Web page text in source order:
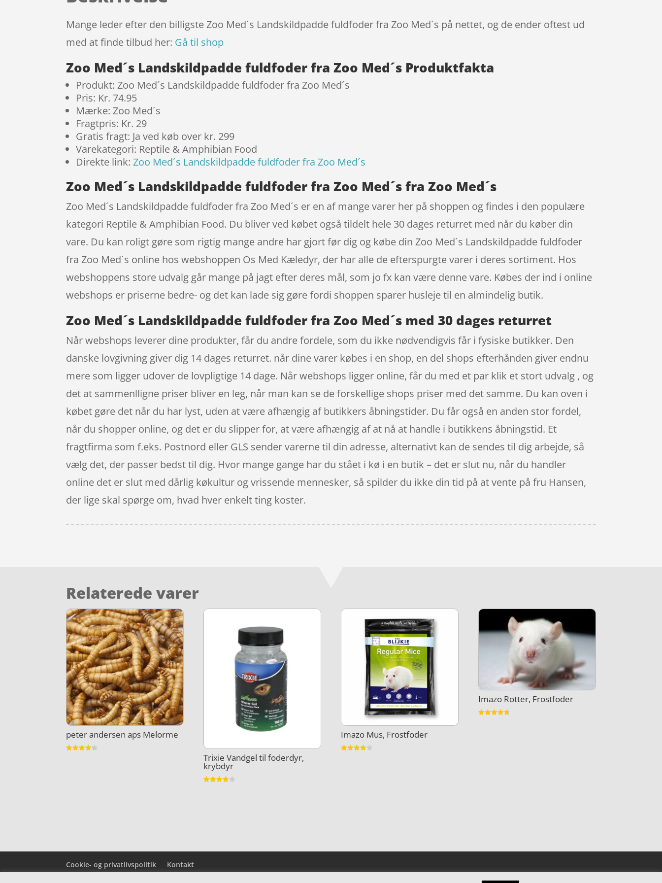
mmelser
Mange leder efter den billigste Zoo Med´s Landskildpadde fuldfoder fra Zoo Med´s på nettet, og de ender oftest ud
med at finde tilbud her: Gå til shop
Zoo Med´s Landskildpadde fuldfoder fra Zoo Med´s Produktfakta
Produkt: Zoo Med´s Landskildpadde fuldfoder fra Zoo Med´s
Pris: Kr. 74.95
Mærke: Zoo Med´s
Fragtpris: Kr. 29
Gratis fragt: Ja ved køb over kr. 299
Varekategori: Reptile & Amphibian Food
Direkte link:Zoo Med´s Landskildpadde fuldfoder fra Zoo Med´s
Zoo Med´s Landskildpadde fuldfoder fra Zoo Med´s fra Zoo Med´s
Zoo Med´s Landskildpadde fuldfoder fra Zoo Med´s er en af mange varer her på shoppen og findes i den populære
kategori Reptile & Amphibian Food. Du bliver ved købet også tildelt hele 30 dages returret med når du køber din
vare. Du kan roligt gøre som rigtig mange andre har gjort før dig og købe din Zoo Med´s Landskildpadde fuldfoder
fra Zoo Med´s online hos webshoppen Os Med Kæledyr, der har alle de efterspurgte varer i deres sortiment. Hos
webshoppens store udvalg går mange på jagt efter deres mål, som jo fx kan være denne vare. Købes der ind i online
webshops er priserne bedre- og det kan lade sig gøre fordi shoppen sparer husleje til en almindelig butik.
Zoo Med´s Landskildpadde fuldfoder fra Zoo Med´s med 30 dages returret
Når webshops leverer dine produkter, får du andre fordele, som du ikke nødvendigvis får i fysiske butikker. Den
danske lovgivning giver dig 14 dages returret. når dine varer købes i en shop, en del shops efterhånden giver endnu
mere som ligger udover de lovpligtige 14 dage. Når webshops ligger online, får du med et par klik et stort udvalg , og
det at sammenlligne priser bliver en leg, når man kan se de forskellige shops priser med det samme. Du kan oven i
købet gøre det når du har lyst, uden at være afhængig af butikkers åbningstider. Du får også en anden stor fordel,
når du shopper online, og det er du slipper for, at være afhængig af at nå at handle i butikkens åbningstid. Et
fragtfirma som f.eks. Postnord eller GLS sender varerne til din adresse, alternativt kan de sendes til dig arbejde, så
vælg det, der passer bedst til dig. Hvor mange gange har du stået i kø i en butik – det er slut nu, når du handler
online det er slut med dårlig køkultur og vrissende mennesker, så spilder du ikke din tid på at vente på fru Hansen,
der lige skal spørge om, hvad hver enkelt ting koster.
Relaterede varer
peter andersen aps Melorme
Trixie Vandgel til foderdyr,
krybdyr
Imazo Mus, Frostfoder
Imazo Rotter, Frostfoder
Cookie- og privatlivspolitik Kontakt